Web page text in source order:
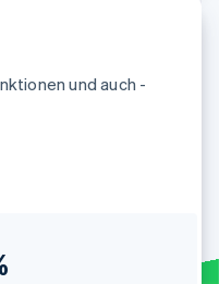
Lösungen für die
und auch -